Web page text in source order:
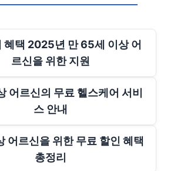
혜택 2025년 만 65세 이상 어
르신을 위한 지원
어르신의 무료 헬스케어 서비
스 안내
어르신을 위한 무료 할인 혜택
총정리